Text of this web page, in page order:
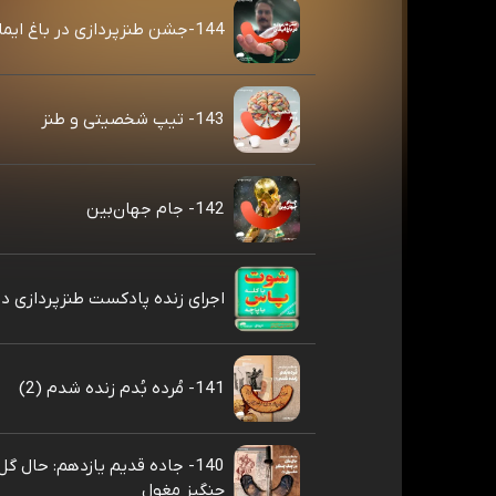
144-جشن طنزپردازی در باغ ایمان
143- تیپ شخصیتی و طنز
142- جام جهان‌بین
اجرای زنده پادکست طنزپردازی
141- مُرده بُدم زنده شدم (2)
140- جاده قدیم یازدهم: حال
چنگیز مغول